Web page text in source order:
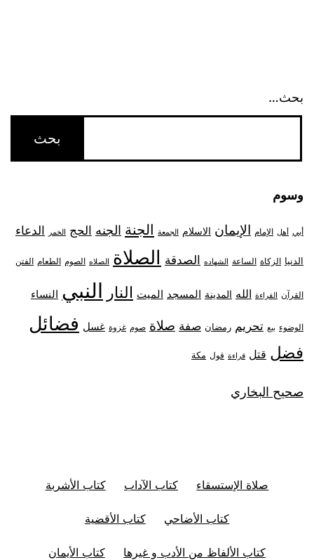
بحث…
وسوم
أبي أهل الإمام الإيمان الاسلام الجمعة الجنة الجنه الحج الخمر الدعاء
الدنيا الزكاة الساعة الشهاده الصدقة الصلاة الصلاه الصوم الطعام الفتن
القرآن القراءة الله المدينة المسجد الميت النار النبي النساء
الوضوء بيع تحريم رمضان صفة صلاة صوم غزوة غسل فضائل
فضل قتل قراءة قول مكة
صحيح البخاري
صلاة الإستسقاء كتاب الآداب كتاب الأشربة
كتاب الأضاحي كتاب الأقضية
كتاب الألفاظ من الأدب و غيرها كتاب الأيمان